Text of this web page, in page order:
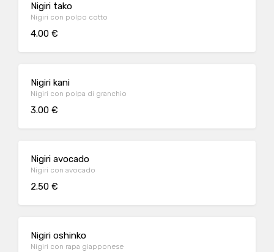
Nigiri tako
Nigiri con polpo cotto
4.00 €
Nigiri kani
Nigiri con polpa di granchio
3.00 €
Nigiri avocado
Nigiri con avocado
2.50 €
Nigiri oshinko
Nigiri con rapa giapponese